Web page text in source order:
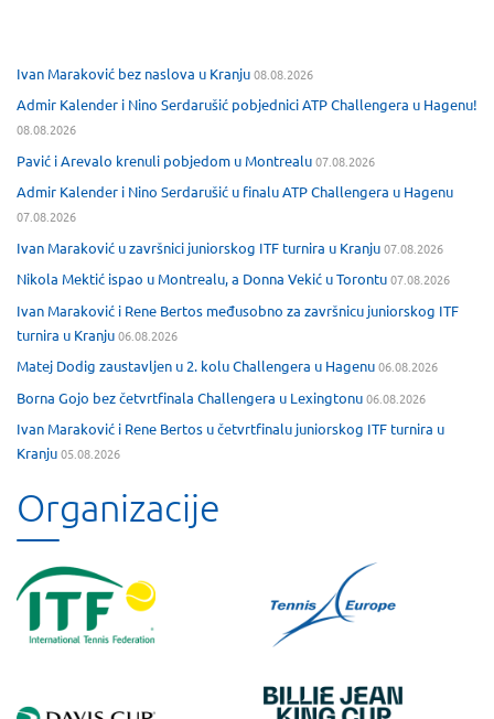
Ivan Maraković bez naslova u Kranju08.08.2026
Admir Kalender i Nino Serdarušić pobjednici ATP Challengera u Hagenu!
08.08.2026
Pavić i Arevalo krenuli pobjedom u Montrealu07.08.2026
Admir Kalender i Nino Serdarušić u finalu ATP Challengera u Hagenu
07.08.2026
Ivan Maraković u završnici juniorskog ITF turnira u Kranju07.08.2026
Nikola Mektić ispao u Montrealu, a Donna Vekić u Torontu07.08.2026
Ivan Maraković i Rene Bertos međusobno za završnicu juniorskog ITF
turnira u Kranju06.08.2026
Matej Dodig zaustavljen u 2. kolu Challengera u Hagenu06.08.2026
Borna Gojo bez četvrtfinala Challengera u Lexingtonu06.08.2026
Ivan Maraković i Rene Bertos u četvrtfinalu juniorskog ITF turnira u
Kranju05.08.2026
Organizacije